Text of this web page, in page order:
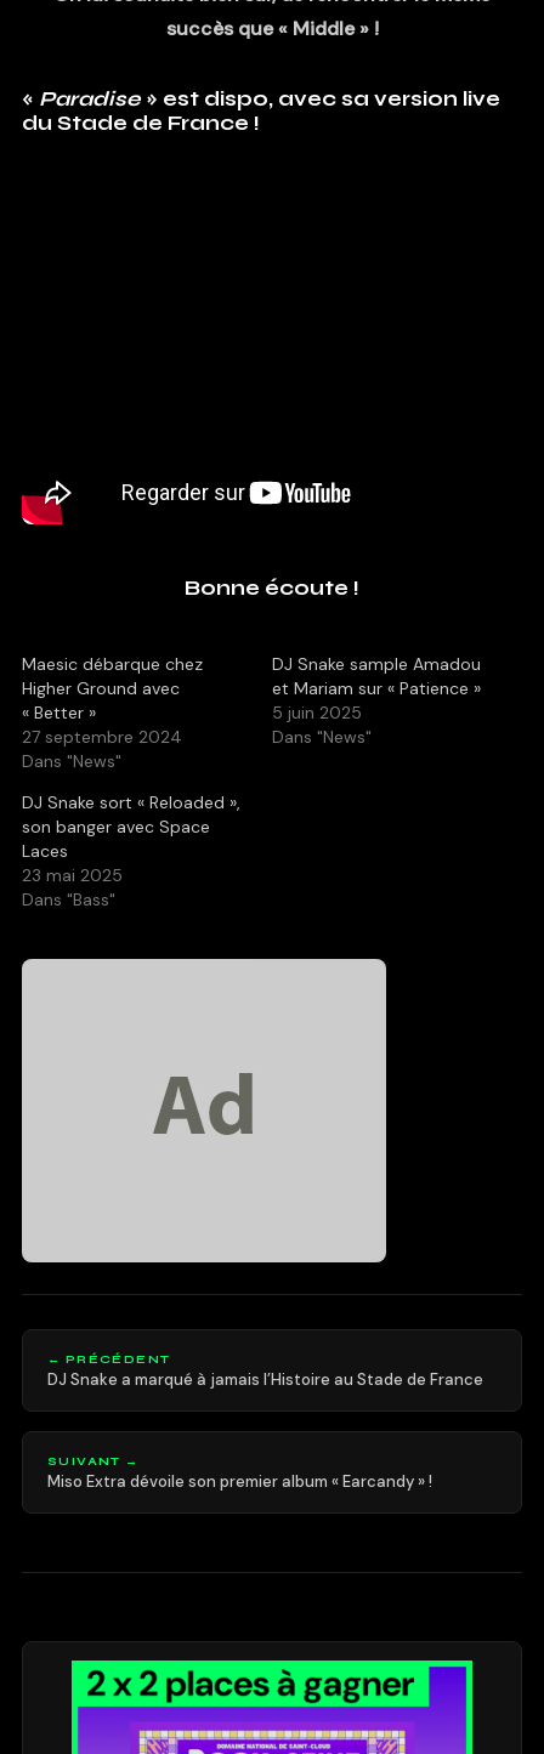
succès que « Middle » !
« Paradise» est dispo, avec sa version live
du Stade de France !
Bonne écoute !
Maesic débarque chez
Higher Ground avec
« Better »
27 septembre 2024
Dans "News"
DJ Snake sample Amadou
et Mariam sur « Patience »
5 juin 2025
Dans "News"
DJ Snake sort « Reloaded »,
son banger avec Space
Laces
23 mai 2025
Dans "Bass"
← PRÉCÉDENT
DJ Snake a marqué à jamais l’Histoire au Stade de France
SUIVANT →
Miso Extra dévoile son premier album « Earcandy » !